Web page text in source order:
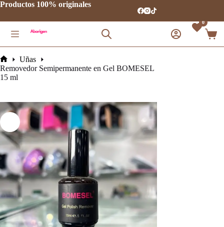
Saltar
contenido
Productos 100% originales
0
Carro
de
Inicio
Uñas
Removedor Semipermanente en Gel BOMESEL
15 ml